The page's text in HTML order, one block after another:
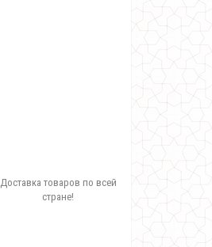
Доставка товаров по всей
стране!